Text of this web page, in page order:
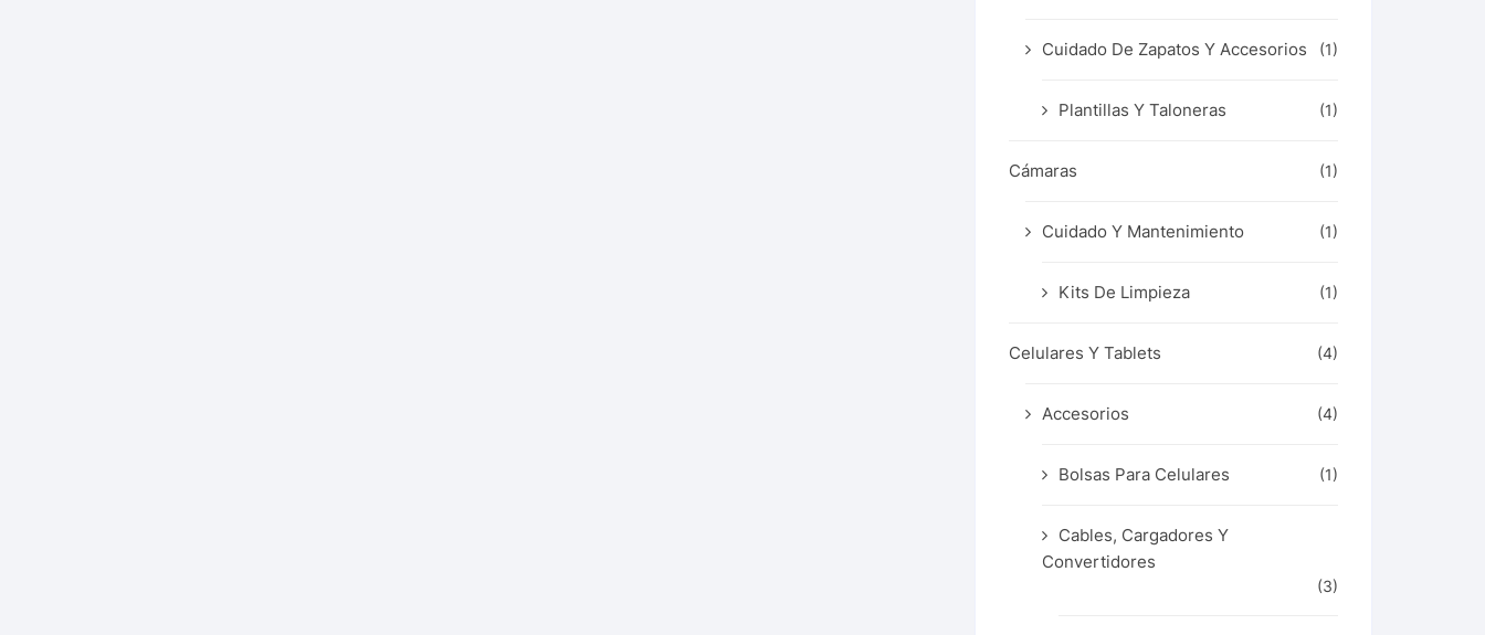
Cuidado De Zapatos Y Accesorios (1)
Plantillas Y Taloneras (1)
Cámaras (1)
Cuidado Y Mantenimiento (1)
Kits De Limpieza (1)
Celulares Y Tablets (4)
Accesorios (4)
Bolsas Para Celulares (1)
Cables, Cargadores Y
Convertidores
(3)